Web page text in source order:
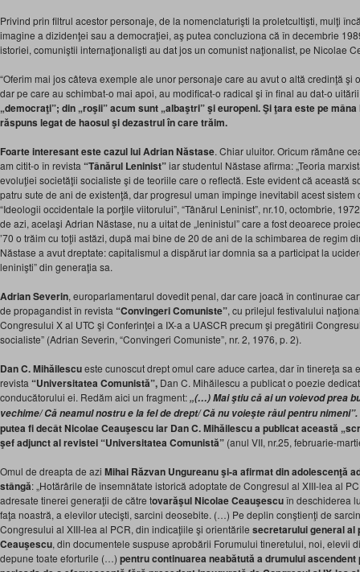
Privind prin filtrul acestor personaje, de la nomenclaturişti la proletcultişti, mulţi
imagine a dizidenţei sau a democraţiei, aş putea concluziona că în decembrie
istoriei, comuniştii internaţionalişti au dat jos un comunist naţionalist, pe Nicolae
“Oferim mai jos câteva exemple ale unor personaje care au avut o altă credinţă şi
dar pe care au schimbat-o mai apoi, au modificat-o radical şi în final au dat-o
„democraţi”; din „roşii” acum sunt „albaştri” şi europeni. Şi ţara este pe
răspuns legat de haosul şi dezastrul în care trăim.
Foarte interesant este cazul lui Adrian Năstase. Chiar uluitor. Oricum rămâne
am citit-o în revista “Tânărul Leninist”iar studentul Năstase afirma: „Teoria
evoluţiei societăţii socialiste şi de teoriile care o reflectă. Este evident că această
patru sute de ani de existenţă, dar progresul uman împinge inevitabil acest sistem
“Ideologii occidentale la porţile viitorului”, “Tânărul Leninist”, nr.10, octombrie,
de azi, acelaşi Adrian Năstase, nu a uitat de „leninistul” care a fost deoarece
’70 o trăim cu toţii astăzi, după mai bine de 20 de ani de la schimbarea de regim
Năstase a avut dreptate: capitalismul a dispărut iar domnia sa a participat la
leninişti” din generaţia sa.
Adrian Severin, europarlamentarul dovedit penal, dar care joacă în continurae
de propagandist în revista “Convingeri Comuniste”, cu prilejul festivalului
Congresului X al UTC şi Conferinţei a IX-a a UASCR precum şi pregătirii
socialiste” (Adrian Severin, “Convingeri Comuniste”, nr. 2, 1976, p. 2).
Dan C. Mihăilescueste cunoscut drept omul care aduce cartea, dar în tinereţa sa
revista “Universitatea Comunistă”, Dan C. Mihăilescu a publicat o poezie
conducătorului ei. Redăm aici un fragment:„(…) Mai ştiu că ai un voievod prea
vechime/ Că neamul nostru e la fel de drept/ Că nu voieşte răul pentru nimeni”.
putea fi decât Nicolae Ceauşescu iar Dan C. Mihăilescu a publicat această
şef adjunct al revistei “Universitatea Comunistă” (anul VII, nr.25, februarie-
Omul de dreapta de azi Mihai Răzvan Ungureanuşi-a afirmat din adolescenţă
stângă: „Hotărârile de însemnătate istorică adoptate de Congresul al XIII-lea al
adresate tinerei generaţii de către tovarăşul Nicolae Ceauşescuîn deschiderea
faţa noastră, a elevilor utecişti, sarcini deosebite. (…) Pe deplin conştienţi de
Congresului al XIII-lea al PCR, din indicaţiile şi orientările secretarului general al
Ceauşescu, din documentele suspuse aprobării Forumului tineretului, noi, elevii
depune toate eforturile (…) pentru continuarea neabătută a drumului